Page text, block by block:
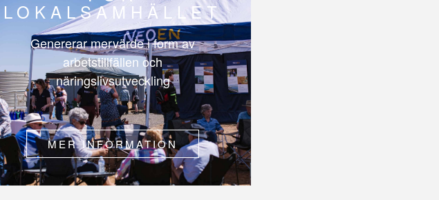
LOKALSAMHÄLLET
Genererar mervärde i form av
arbetstillfällen och
näringslivsutveckling
MER INFORMATION